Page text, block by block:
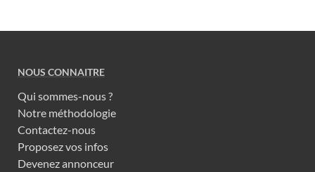
NOUS CONNAITRE
Qui sommes-nous ?
Notre méthodologie
Contactez-nous
Proposez vos infos
Devenez annonceur